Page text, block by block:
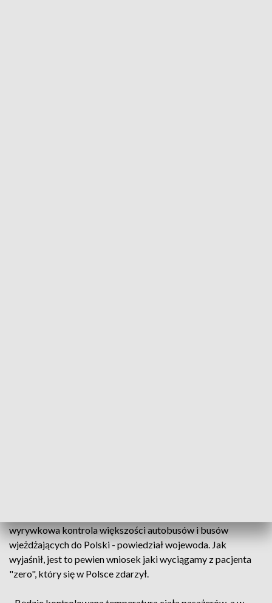
wyrywkowa kontrola większości autobusów i busów
wjeżdżających do Polski - powiedział wojewoda. Jak
wyjaśnił, jest to pewien wniosek jaki wyciągamy z pacjenta
"zero", który się w Polsce zdarzył.